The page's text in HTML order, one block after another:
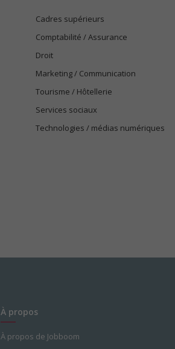
Cadres supérieurs
Comptabilité / Assurance
Droit
Marketing / Communication
Tourisme / Hôtellerie
Services sociaux
Technologies / médias numériques
À propos
À propos de Jobboom